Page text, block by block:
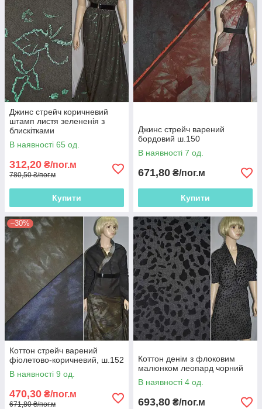
Джинс стрейч коричневий
штамп листя зелененія з
блискітками
В наявності 65 од.
312,20 ₴/пог.м
780,50 ₴/пог.м
Купити
Джинс стрейч варений
бордовий ш.150
В наявності 7 од.
671,80 ₴/пог.м
Купити
–30%
Коттон стрейч варений
фіолетово-коричневий, ш.152
В наявності 9 од.
470,30 ₴/пог.м
671,80 ₴/пог.м
Коттон денім з флоковим
малюнком леопард чорний
В наявності 4 од.
693,80 ₴/пог.м